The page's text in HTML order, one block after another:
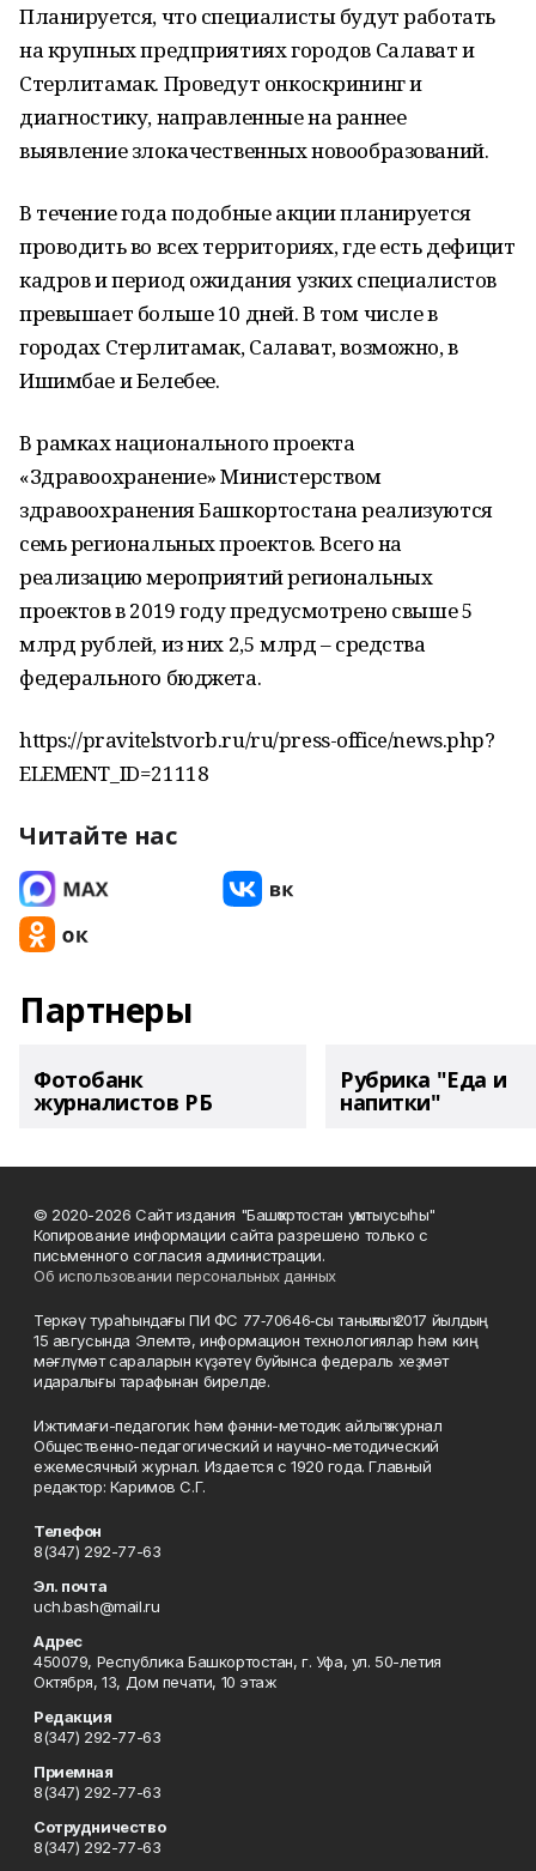
Планируется, что специалисты будут работать
на крупных предприятиях городов Салават и
Стерлитамак. Проведут онкоскрининг и
диагностику, направленные на раннее
выявление злокачественных новообразований.
В течение года подобные акции планируется
проводить во всех территориях, где есть дефицит
кадров и период ожидания узких специалистов
превышает больше 10 дней. В том числе в
городах Стерлитамак, Салават, возможно, в
Ишимбае и Белебее.
В рамках национального проекта
«Здравоохранение» Министерством
здравоохранения Башкортостана реализуются
семь региональных проектов. Всего на
реализацию мероприятий региональных
проектов в 2019 году предусмотрено свыше 5
млрд рублей, из них 2,5 млрд – средства
федерального бюджета.
https://pravitelstvorb.ru/ru/press-office/news.php?
ELEMENT_ID=21118
Читайте нас
Партнеры
Фотобанк
журналистов РБ
Рубрика "Еда и
напитки"
© 2020-2026 Сайт издания "Башҡортостан уҡытыусыһы"
Копирование информации сайта разрешено только с
письменного согласия администрации.
Об использовании персональных данных
Теркәү тураһындағы ПИ ФС 77‑70646‑сы таныҡлыҡ 2017 йылдың
15 авгусында Элемтә, информацион технологиялар һәм киң
мәғлүмәт сараларын күҙәтеү буйынса федераль хеҙмәт
идаралығы тарафынан бирелде.
Ижтимағи-педагогик һәм фәнни-методик айлыҡ журнал
Общественно-педагогический и научно-методический
ежемесячный журнал. Издается с 1920 года. Главный
редактор: Каримов С.Г.
Телефон
8(347) 292-77-63
Эл. почта
uch.bash@mail.ru
Адрес
450079, Республика Башкортостан, г. Уфа, ул. 50-летия
Октября, 13, Дом печати, 10 этаж
Редакция
8(347) 292-77-63
Приемная
8(347) 292-77-63
Сотрудничество
8(347) 292-77-63